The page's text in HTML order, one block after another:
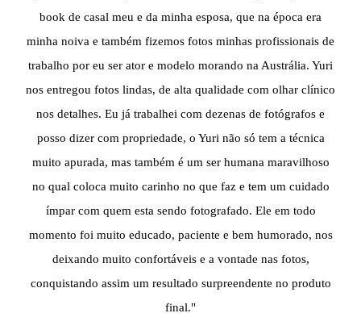
book de casal meu e da minha esposa, que na época era
minha noiva e também fizemos fotos minhas profissionais de
trabalho por eu ser ator e modelo morando na Austrália. Yuri
nos entregou fotos lindas, de alta qualidade com olhar clínico
nos detalhes. Eu já trabalhei com dezenas de fotógrafos e
posso dizer com propriedade, o Yuri não só tem a técnica
muito apurada, mas também é um ser humana maravilhoso
no qual coloca muito carinho no que faz e tem um cuidado
ímpar com quem esta sendo fotografado. Ele em todo
momento foi muito educado, paciente e bem humorado, nos
deixando muito confortáveis e a vontade nas fotos,
conquistando assim um resultado surpreendente no produto
final."